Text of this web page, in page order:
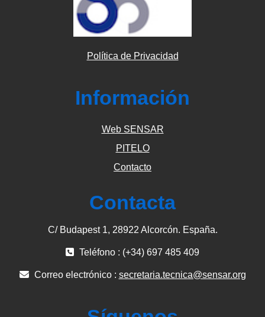
Política de Privacidad
Información
Web SENSAR
PITELO
Contacto
Contacta
C/ Budapest 1, 28922 Alcorcón. España.
Teléfono : (+34) 697 485 409
Correo electrónico : secretaria.tecnica@sensar.org